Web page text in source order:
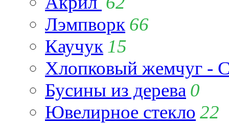
Лэмпворк 66
Каучук 15
Хлопковый жемчуг -
Бусины из дерева 0
Ювелирное стекло 22